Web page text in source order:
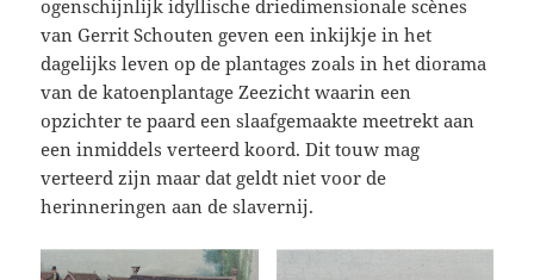
ogenschijnlijk idyllische driedimensionale scènes
van Gerrit Schouten geven een inkijkje in het
dagelijks leven op de plantages zoals in het diorama
van de katoenplantage Zeezicht waarin een
opzichter te paard een slaafgemaakte meetrekt aan
een inmiddels verteerd koord. Dit touw mag
verteerd zijn maar dat geldt niet voor de
herinneringen aan de slavernij.